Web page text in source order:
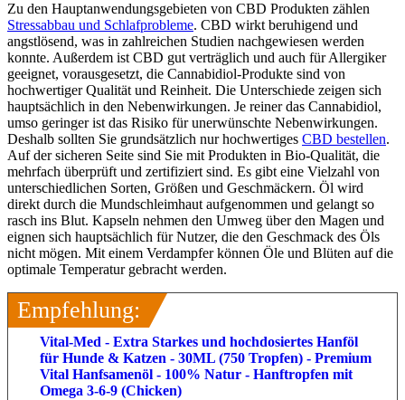
Zu den Hauptanwendungsgebieten von CBD Produkten zählen
Stressabbau und Schlafprobleme. CBD wirkt beruhigend und
angstlösend, was in zahlreichen Studien nachgewiesen werden
konnte. Außerdem ist CBD gut verträglich und auch für Allergiker
geeignet, vorausgesetzt, die Cannabidiol-Produkte sind von
hochwertiger Qualität und Reinheit. Die Unterschiede zeigen sich
hauptsächlich in den Nebenwirkungen. Je reiner das Cannabidiol,
umso geringer ist das Risiko für unerwünschte Nebenwirkungen.
Deshalb sollten Sie grundsätzlich nur hochwertiges CBD bestellen.
Auf der sicheren Seite sind Sie mit Produkten in Bio-Qualität, die
mehrfach überprüft und zertifiziert sind. Es gibt eine Vielzahl von
unterschiedlichen Sorten, Größen und Geschmäckern. Öl wird
direkt durch die Mundschleimhaut aufgenommen und gelangt so
rasch ins Blut. Kapseln nehmen den Umweg über den Magen und
eignen sich hauptsächlich für Nutzer, die den Geschmack des Öls
nicht mögen. Mit einem Verdampfer können Öle und Blüten auf die
optimale Temperatur gebracht werden.
Empfehlung:
Vital-Med - Extra Starkes und hochdosiertes Hanföl
für Hunde & Katzen - 30ML (750 Tropfen) - Premium
Vital Hanfsamenöl - 100% Natur - Hanftropfen mit
Omega 3-6-9 (Chicken)